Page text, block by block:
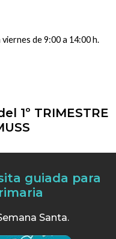
de 9:00 a 14:00 h.
1º TRIMESTRE
guiada para
Santa.